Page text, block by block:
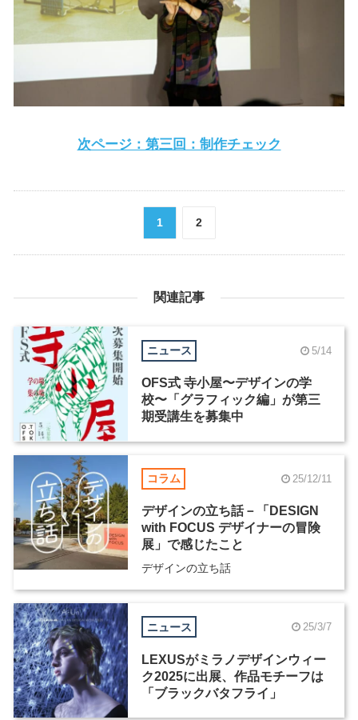
次ページ：第三回：制作チェック
1 2
関連記事
ニュース 5/14
OFS式 寺小屋〜デザインの学
校〜「グラフィック編」が第三
期受講生を募集中
コラム 25/12/11
デザインの立ち話－「DESIGN
with FOCUS デザイナーの冒険
展」で感じたこと
デザインの立ち話
ニュース 25/3/7
LEXUSがミラノデザインウィー
ク2025に出展、作品モチーフは
「ブラックバタフライ」